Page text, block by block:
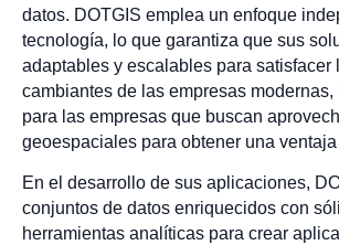
datos. DOTGIS emplea un enfoque
tecnología, lo que garantiza que sus
adaptables y escalables para satisfacer
cambiantes de las empresas modernas,
para las empresas que buscan
geoespaciales para obtener una
En el desarrollo de sus aplicaciones,
conjuntos de datos enriquecidos con
herramientas analíticas para crear